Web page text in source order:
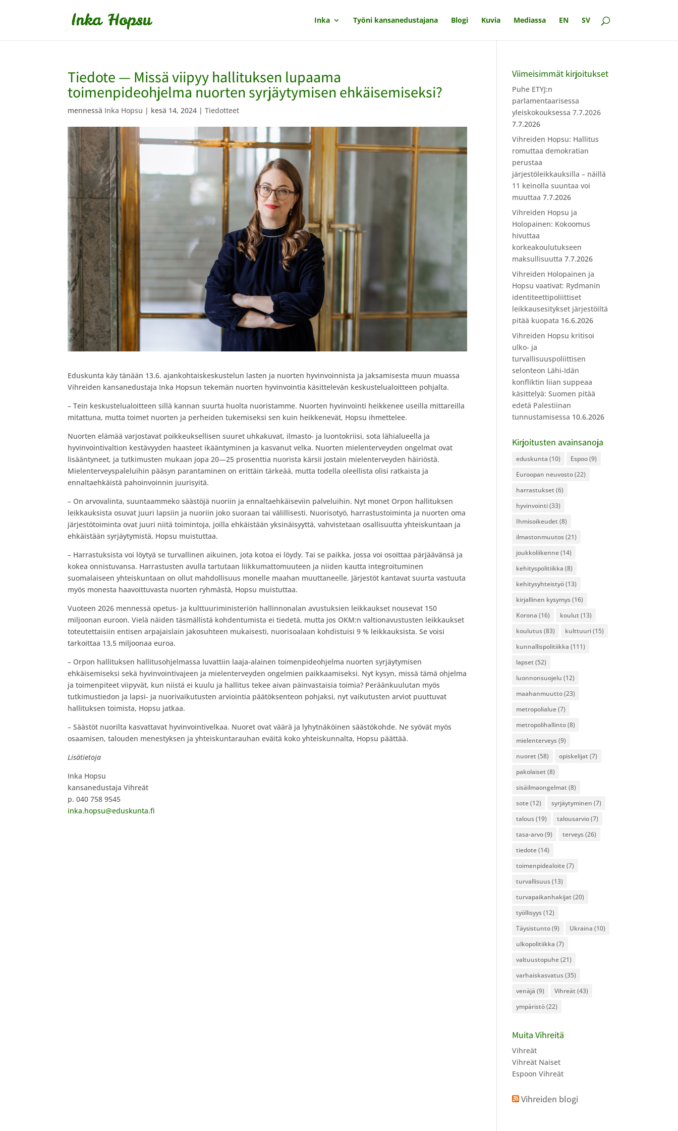
Inka Työni kansanedustajana Blogi Kuvia Mediassa EN SV
Tiedote — Missä viipyy hallituksen lupaama
toimenpideohjelma nuorten syrjäytymisen ehkäisemiseksi?
mennessä Inka Hopsu | kesä 14, 2024 |Tiedotteet
Eduskunta käy tänään 13.6. ajankohtaiskeskustelun lasten ja nuorten hyvinvoinnista ja jaksamisesta muun muassa
Vihreiden kansanedustaja Inka Hopsun tekemän nuorten hyvinvointia käsittelevän keskustelualoitteen pohjalta.
– Tein keskustelualoitteen sillä kannan suurta huolta nuoristamme. Nuorten hyvinvointi heikkenee useilla mittareilla
mitattuna, mutta toimet nuorten ja perheiden tukemiseksi sen kuin heikkenevät, Hopsu ihmettelee.
Nuorten elämää varjostavat poikkeuksellisen suuret uhkakuvat, ilmasto- ja luontokriisi, sota lähialueella ja
hyvinvointivaltion kestävyyden haasteet ikääntyminen ja kasvanut velka. Nuorten mielenterveyden ongelmat ovat
lisääntyneet, ja tutkimusten mukaan jopa 20—25 prosenttia nuorista kärsii jostain mielenterveyden häiriöstä.
Mielenterveyspaleluihin pääsyn parantaminen on erittäin tärkeää, mutta todella oleellista olisi ratkaista ja
ennaltaehkäistä pahoinvoinnin juurisyitä.
– On arvovalinta, suuntaammeko säästöjä nuoriin ja ennaltaehkäiseviin palveluihin. Nyt monet Orpon hallituksen
leikkauksista osuvat juuri lapsiin ja nuoriin joko suoraan tai välillisesti. Nuorisotyö, harrastustoiminta ja nuorten oma
järjestötoiminta ovat juuri niitä toimintoja, joilla ehkäistään yksinäisyyttä, vahvistetaan osallisuutta yhteiskuntaan ja
ehkäistään syrjäytymistä, Hopsu muistuttaa.
– Harrastuksista voi löytyä se turvallinen aikuinen, jota kotoa ei löydy. Tai se paikka, jossa voi osoittaa pärjäävänsä ja
kokea onnistuvansa. Harrastusten avulla tartutaan liikkumattomuuteen ja niiden kautta integroituminen
suomalaiseen yhteiskuntaan on ollut mahdollisuus monelle maahan muuttaneelle. Järjestöt kantavat suurta vastuuta
myös monesta haavoittuvasta nuorten ryhmästä, Hopsu muistuttaa.
Vuoteen 2026 mennessä opetus- ja kulttuuriministeriön hallinnonalan avustuksien leikkaukset nousevat 150
miljoonan euroon. Vielä näiden täsmällistä kohdentumista ei tiedetä, mutta jos OKM:n valtionavustusten leikkaukset
toteutettaisiin entisen arpajaislain jakosuhteen mukaisesti, nuorisoalaan kohdistuisi 9 % leikkauksista. Se voisi
tarkoittaa 13,5 miljoonaa euroa.
– Orpon hallituksen hallitusohjelmassa luvattiin laaja-alainen toimenpideohjelma nuorten syrjäytymisen
ehkäisemiseksi sekä hyvinvointivajeen ja mielenterveyden ongelmien paikkaamiseksi. Nyt kysyn, missä tämä ohjelma
ja toimenpiteet viipyvät, kun niistä ei kuulu ja hallitus tekee aivan päinvastaisia toimia? Peräänkuulutan myös
tutkimustiedon ja lapsi- ja nuorivaikutusten arviointia päätöksenteon pohjaksi, nyt vaikutusten arviot puuttuvat
hallituksen toimista, Hopsu jatkaa.
– Säästöt nuorilta kasvattavat hyvinvointivelkaa. Nuoret ovat väärä ja lyhytnäköinen säästökohde. Ne syövät myös
osaamisen, talouden menestyksen ja yhteiskuntarauhan eväitä koko yhteiskunnalta, Hopsu päättää.
Lisätietoja
Inka Hopsu
kansanedustaja Vihreät
p. 040 758 9545
inka.hopsu@eduskunta.fi
Viimeisimmät kirjoitukset
Puhe ETYJ:n
parlamentaarisessa
yleiskokouksessa 7.7.2026
7.7.2026
Vihreiden Hopsu: Hallitus
romuttaa demokratian
perustaa
järjestöleikkauksilla – näillä
11 keinolla suuntaa voi
muuttaa 7.7.2026
Vihreiden Hopsu ja
Holopainen: Kokoomus
hivuttaa
korkeakoulutukseen
maksullisuutta 7.7.2026
Vihreiden Holopainen ja
Hopsu vaativat: Rydmanin
identiteettipoliittiset
leikkausesitykset järjestöiltä
pitää kuopata 16.6.2026
Vihreiden Hopsu kritisoi
ulko- ja
turvallisuuspoliittisen
selonteon Lähi-Idän
konfliktin liian suppeaa
käsittelyä: Suomen pitää
edetä Palestiinan
tunnustamisessa 10.6.2026
Kirjoitusten avainsanoja
eduskunta (10) Espoo(9)
Euroopan neuvosto(22)
harrastukset (6)
hyvinvointi(33)
Ihmisoikeudet (8)
ilmastonmuutos(21)
joukkoliikenne(14)
kehityspolitiikka (8)
kehitysyhteistyö(13)
kirjallinen kysymys(16)
Korona (16) koulut (13)
koulutus(83) kulttuuri(15)
kunnallispolitiikka (111)
lapset (52)
luonnonsuojelu (12)
maahanmuutto(23)
metropolialue(7)
metropolihallinto(8)
mielenterveys(9)
nuoret (58) opiskelijat (7)
pakolaiset (8)
sisäilmaongelmat (8)
sote(12) syrjäytyminen (7)
talous(19) talousarvio(7)
tasa-arvo(9) terveys(26)
tiedote(14)
toimenpidealoite(7)
turvallisuus(13)
turvapaikanhakijat (20)
työllisyys(12)
Täysistunto(9) Ukraina (10)
ulkopolitiikka (7)
valtuustopuhe(21)
varhaiskasvatus(35)
venäjä (9) Vihreät (43)
ympäristö(22)
Muita Vihreitä
Vihreät
Vihreät Naiset
Espoon Vihreät
Vihreiden blogi